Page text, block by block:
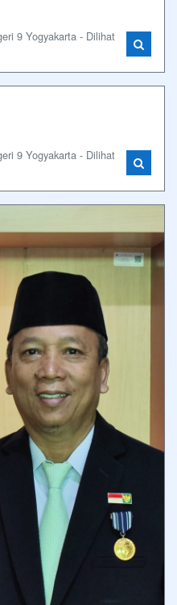
9 Yogyakarta - Dilihat
9 Yogyakarta - Dilihat